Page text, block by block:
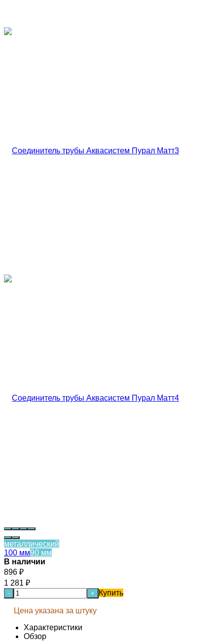
металлический
100 мм90 мм
В наличии
896 ₽
1 281 ₽
- + Купить
Цена указана за штуку
Характеристики
Обзор